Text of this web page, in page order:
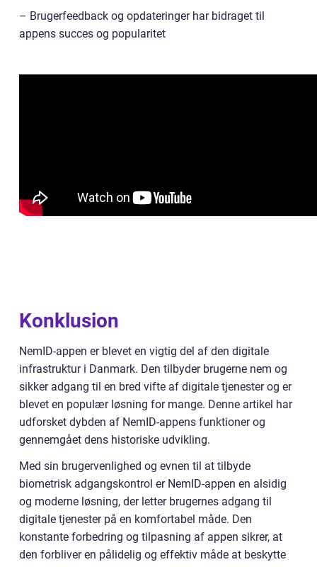
– Brugerfeedback og opdateringer har bidraget til
appens succes og popularitet
Konklusion
NemID-appen er blevet en vigtig del af den digitale
infrastruktur i Danmark. Den tilbyder brugerne nem og
sikker adgang til en bred vifte af digitale tjenester og er
blevet en populær løsning for mange. Denne artikel har
udforsket dybden af NemID-appens funktioner og
gennemgået dens historiske udvikling.
Med sin brugervenlighed og evnen til at tilbyde
biometrisk adgangskontrol er NemID-appen en alsidig
og moderne løsning, der letter brugernes adgang til
digitale tjenester på en komfortabel måde. Den
konstante forbedring og tilpasning af appen sikrer, at
den forbliver en pålidelig og effektiv måde at beskytte